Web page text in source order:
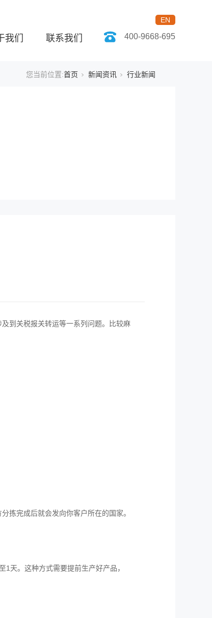
我们 联系我们
EN
400-9668-695
您当前位置:首页 新闻资讯 行业新闻
到关税报关转运等一系列问题。比较麻
拣完成后就会发向你客户所在的国家。
天。这种方式需要提前生产好产品，